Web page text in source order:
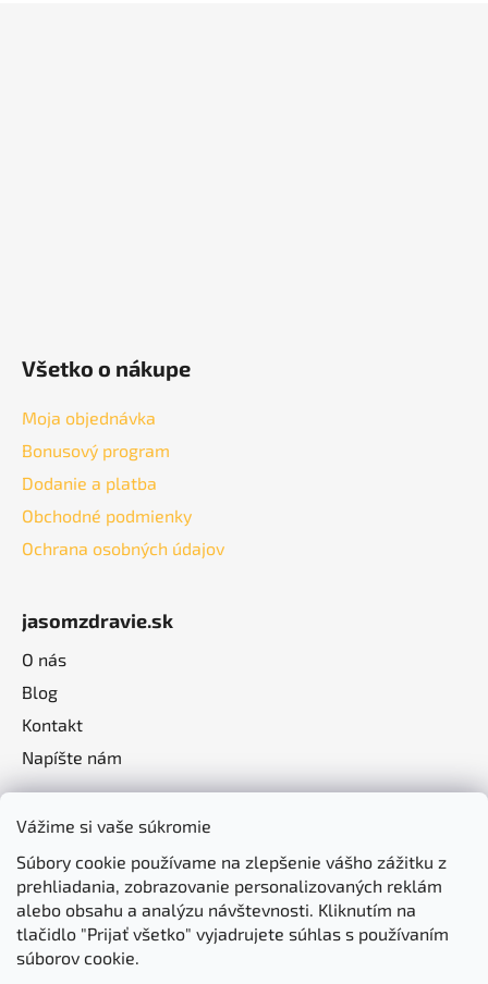
Vážime si vaše súkromie
Súbory cookie používame na zlepšenie vášho zážitku z
prehliadania, zobrazovanie personalizovaných reklám
alebo obsahu a analýzu návštevnosti. Kliknutím na
tlačidlo "Prijať všetko" vyjadrujete súhlas s používaním
súborov cookie.
Všetko o nákupe
Moja objednávka
Bonusový program
Dodanie a platba
Obchodné podmienky
Ochrana osobných údajov
jasomzdravie.sk
O nás
Blog
Kontakt
Napíšte nám